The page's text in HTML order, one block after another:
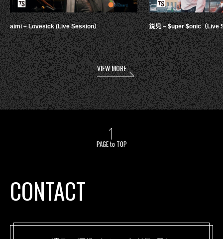
aimi – Lovesick (Live Session） 鋭児 – $uper $onic（Live
VIEW MORE
PAGE to TOP
CONTACT